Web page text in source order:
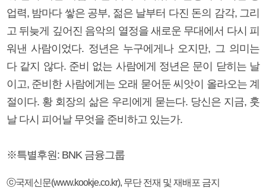
업력, 밤마다 쌓은 공부, 젊은 날부터 다진 돈의 감각, 그리
고 뒤늦게 깊어진 음악의 열정을 새로운 무대에서 다시 피
워낸 사람이었다. 정년은 누구에게나 오지만, 그 의미는
다 같지 않다. 준비 없는 사람에게 정년은 문이 닫히는 날
이고, 준비한 사람에게는 오래 묻어둔 씨앗이 올라오는 계
절이다. 황 회장의 삶은 우리에게 묻는다. 당신은 지금, 훗
날 다시 피어날 무엇을 준비하고 있는가.
※특별후원: BNK 금융그룹
ⓒ국제신문(www.kookje.co.kr), 무단 전재 및 재배포 금지